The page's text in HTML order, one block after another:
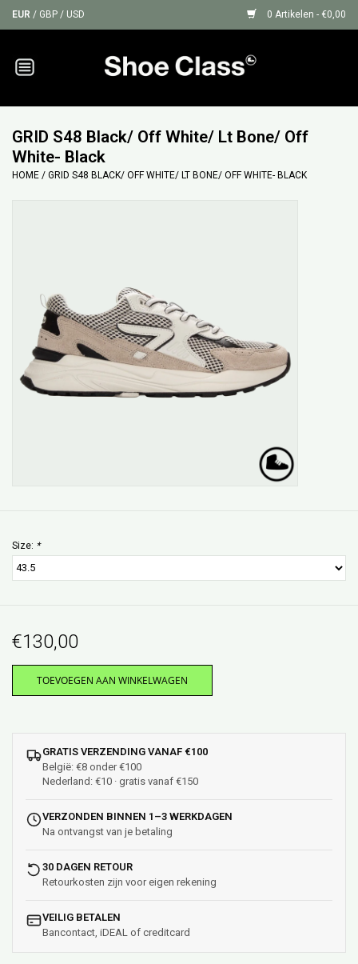
EUR / GBP / USD 0 Artikelen - €0,00
Home
GRID S48 Black/ Off White/ Lt Bone/ Off
White- Black
HOME / GRID S48 BLACK/ OFF WHITE/ LT BONE/ OFF WHITE- BLACK
Size: *
€130,00
TOEVOEGEN AAN WINKELWAGEN
GRATIS VERZENDING VANAF €100
België: €8 onder €100
Nederland: €10 · gratis vanaf €150
VERZONDEN BINNEN 1–3 WERKDAGEN
Na ontvangst van je betaling
30 DAGEN RETOUR
Retourkosten zijn voor eigen rekening
VEILIG BETALEN
Bancontact, iDEAL of creditcard